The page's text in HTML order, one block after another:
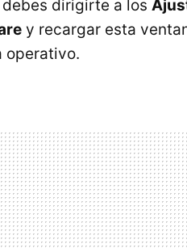
dirigirte a los
y recargar esta
operativo.